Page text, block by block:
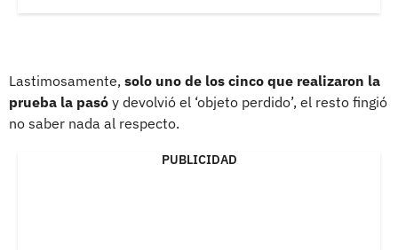
Lastimosamente, solo uno de los cinco que realizaron la
prueba la pasó y devolvió el ‘objeto perdido’, el resto fingió
no saber nada al respecto.
PUBLICIDAD